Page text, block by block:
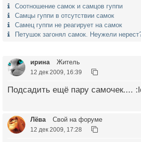
Cоотношение самок и самцов гуппи
Самцы гуппи в отсутствии самок
Самец гуппи не реагирует на самок
Петушок загонял самок. Неужели
ирина Житель
12 дек 2009, 16:39
Подсадить ещё пару самочек....
Лёва Свой на форуме
12 дек 2009, 17:28